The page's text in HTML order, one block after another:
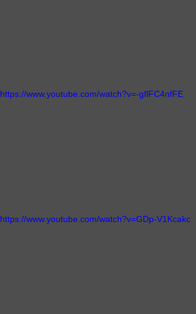
https://www.youtube.com/watch?v=-gflFC4nfFE
https://www.youtube.com/watch?v=GDp-V1Kcakc